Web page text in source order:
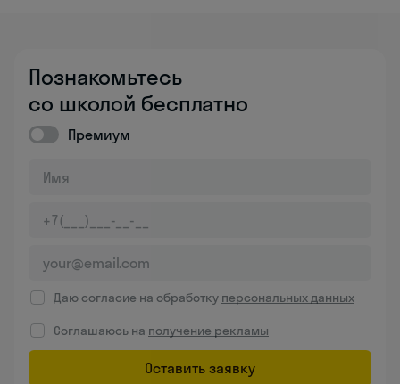
Познакомьтесь
со школой бесплатно
Премиум
Даю согласие на обработку персональных данных
Соглашаюсь на получение рекламы
Оставить заявку